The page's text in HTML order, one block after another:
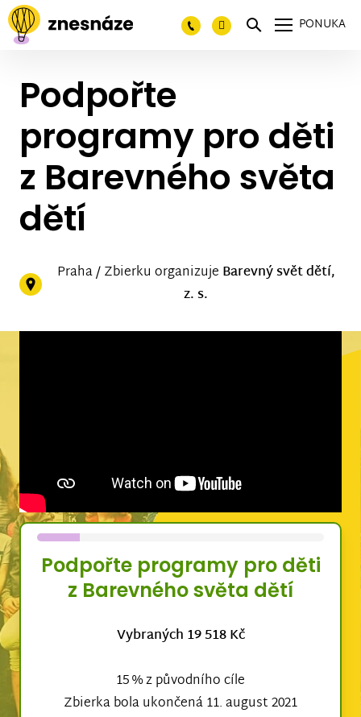
PONUKA
Podpořte
programy pro děti
z Barevného světa
dětí
Praha / Zbierku organizuje Barevný svět dětí,
z. s.
Podpořte programy pro děti
z Barevného světa dětí
Vybraných 19 518 Kč
15 % z původního cíle
Zbierka bola ukončená 11. august 2021